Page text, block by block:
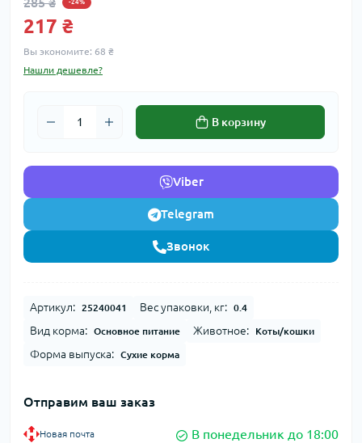
-24%
217 ₴
Вы экономите: 68 ₴
Нашли дешевле?
В корзину
Viber
Telegram
Звонок
Артикул: 25240041 Вес упаковки, кг: 0.4
Вид корма: Основное питание Животное: Коты/кошки
Форма выпуска: Сухие корма
Отправим ваш заказ
Новая почта В понедельник до 18:00